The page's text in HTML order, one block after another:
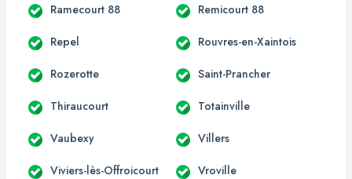
Ramecourt 88 Remicourt 88
Repel Rouvres-en-Xaintois
Rozerotte Saint-Prancher
Thiraucourt Totainville
Vaubexy Villers
Viviers-lès-Offroicourt Vroville